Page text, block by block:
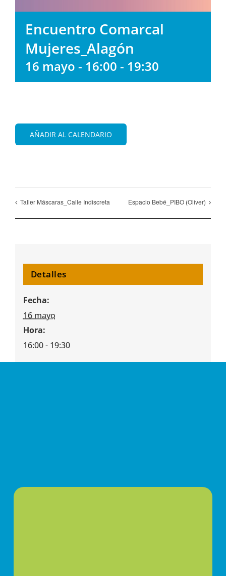
Encuentro Comarcal
Mujeres_Alagón
16 mayo - 16:00 - 19:30
AÑADIR AL CALENDARIO
Taller Máscaras_Calle Indiscreta Espacio Bebé_PIBO (Oliver)
Detalles
Fecha:
16 mayo
Hora:
16:00 - 19:30